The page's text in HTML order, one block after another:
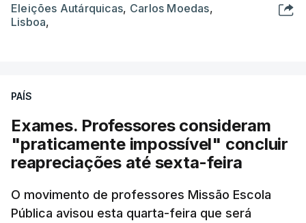
Eleições Autárquicas, Carlos Moedas,
Lisboa,
PAÍS
Exames. Professores consideram
"praticamente impossível" concluir
reapreciações até sexta-feira
O movimento de professores Missão Escola
Pública avisou esta quarta-feira que será